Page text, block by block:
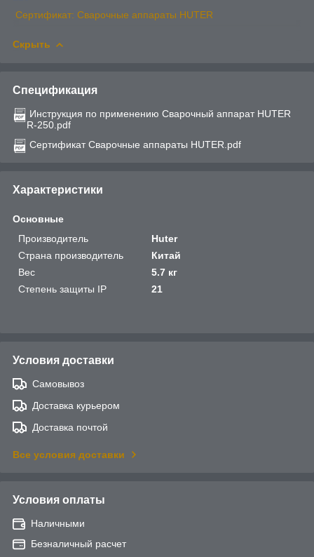
Сертификат: Сварочные аппараты HUTER
Скрыть
Спецификация
Инструкция по применению Сварочный аппарат HUTER
R-250.pdf
Сертификат Сварочные аппараты HUTER.pdf
Характеристики
Основные
Производитель
Huter
Страна производитель
Китай
Вес
5.7 кг
Степень защиты IP
21
Условия доставки
Самовывоз
Доставка курьером
Доставка почтой
Все условия доставки
Условия оплаты
Наличными
Безналичный расчет